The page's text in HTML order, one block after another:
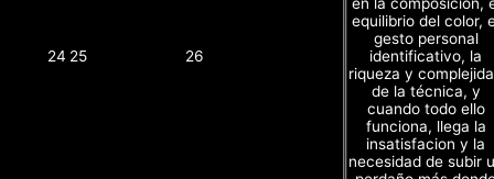
24 25 26
equilibrio del color,
gesto personal
identificativo, la
riqueza y
de la técnica, y
cuando todo ello
funciona, llega la
insatisfacion y la
necesidad de subir